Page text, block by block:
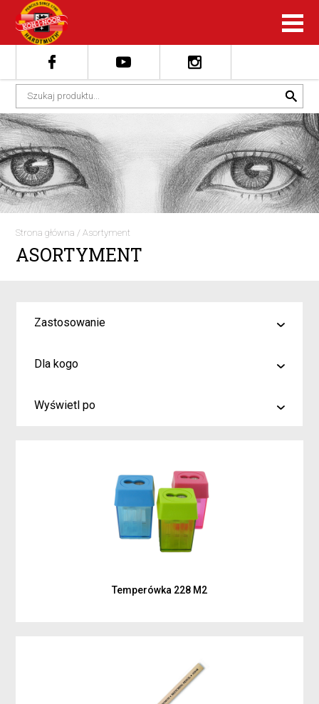
Strona główna /Asortyment
ASORTYMENT
Zastosowanie
malowanie
kreślenie
Dla kogo
Artyści i profesjonaliści
Inspiracje dla rodziców i dzieci
Wyświetl po
Temperówka 228 M2